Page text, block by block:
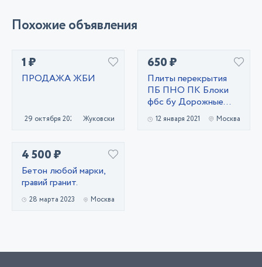
Похожие объявления
1 ₽
ПРОДАЖА ЖБИ
29 октября 2020 Жуковский
650 ₽
Плиты перекрытия
ПБ ПНО ПК Блоки
фбс бу Дорожные
плиты
12 января 2021 Москва
4 500 ₽
Бетон любой марки,
гравий гранит.
28 марта 2023 Москва